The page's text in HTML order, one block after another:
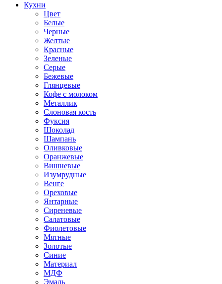
Кухни
Цвет
Белые
Черные
Желтые
Красные
Зеленые
Серые
Бежевые
Глянцевые
Кофе с молоком
Металлик
Слоновая кость
Фуксия
Шоколад
Шампань
Оливковые
Оранжевые
Вишневые
Изумрудные
Венге
Ореховые
Янтарные
Сиреневые
Салатовые
Фиолетовые
Мятные
Золотые
Синие
Материал
МДФ
Эмаль